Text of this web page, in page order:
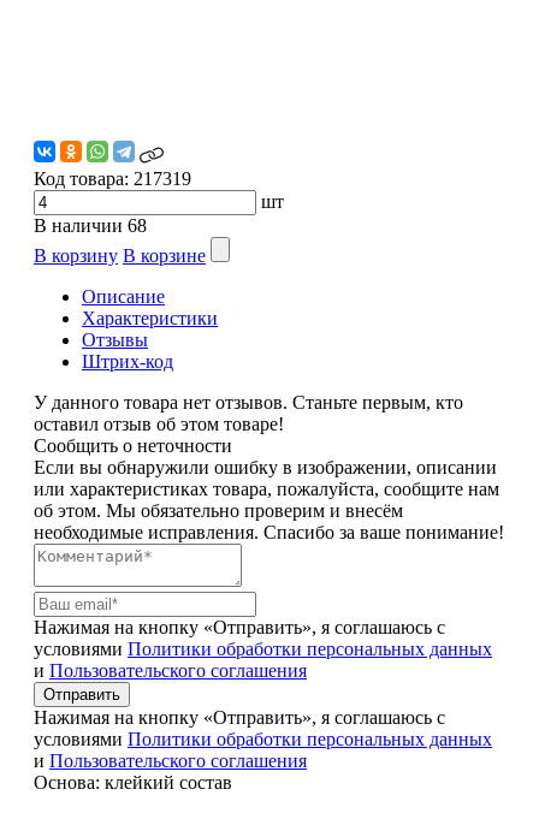
Код товара: 217319
шт
В наличии 68
В корзину В корзине
Описание
Характеристики
Отзывы
Штрих-код
У данного товара нет отзывов. Станьте первым, кто
оставил отзыв об этом товаре!
Сообщить о неточности
Если вы обнаружили ошибку в изображении, описании
или характеристиках товара, пожалуйста, сообщите нам
об этом. Мы обязательно проверим и внесём
необходимые исправления. Спасибо за ваше понимание!
Нажимая на кнопку «Отправить», я соглашаюсь с
условиями Политики обработки персональных данных
и Пользовательского соглашения
Отправить
Нажимая на кнопку «Отправить», я соглашаюсь с
условиями Политики обработки персональных данных
и Пользовательского соглашения
Основа: клейкий состав